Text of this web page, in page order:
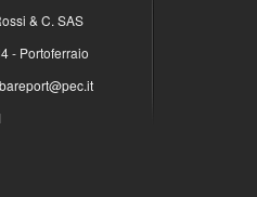
& C. SAS
- Portoferraio